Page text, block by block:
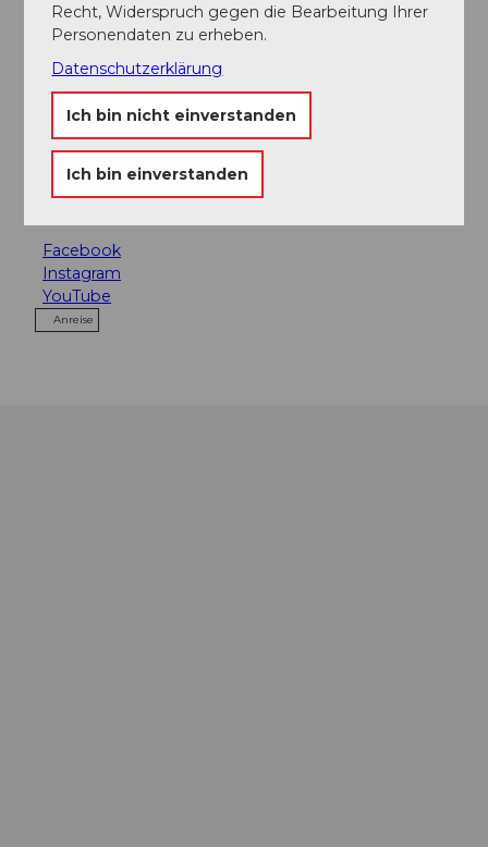
Kontaktdaten
Luzern Tourismus
Zentralstrasse 5
6002Luzern
+41 41 227 17 17
citytours@luzern.com
Facebook
Instagram
YouTube
Anreise
Recht, Widerspruch gegen die Bearbeitung Ihrer
Personendaten zu erheben.
Datenschutzerklärung
Ich bin nicht einverstanden
Ich bin einverstanden